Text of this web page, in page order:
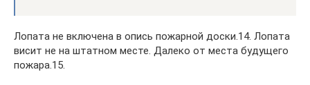
Лопата не включена в опись пожарной доски.14. Лопата
висит не на штатном месте. Далеко от места будущего
пожара.15.